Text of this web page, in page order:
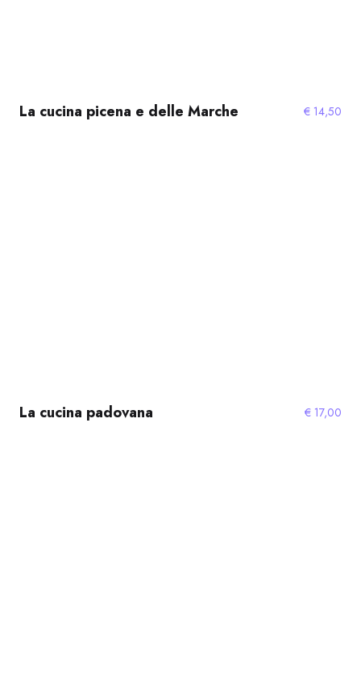
La cucina picena e delle Marche € 14,50
La cucina padovana € 17,00